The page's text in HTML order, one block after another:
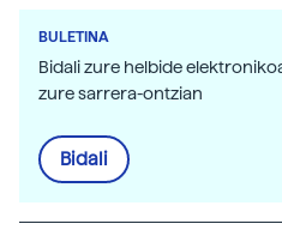
BULETINA
Bidali zure helbide
zure sarrera-ontzian
Bidali